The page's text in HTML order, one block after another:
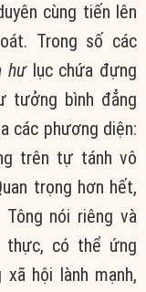
cùng tiến lên
Trong số các
hưlục chứa đựng
tưởng bình đẳng
các phương diện:
trên tự tánh vô
trọng hơn hết,
nói riêng và
thực, có thể ứng
hội lành mạnh,